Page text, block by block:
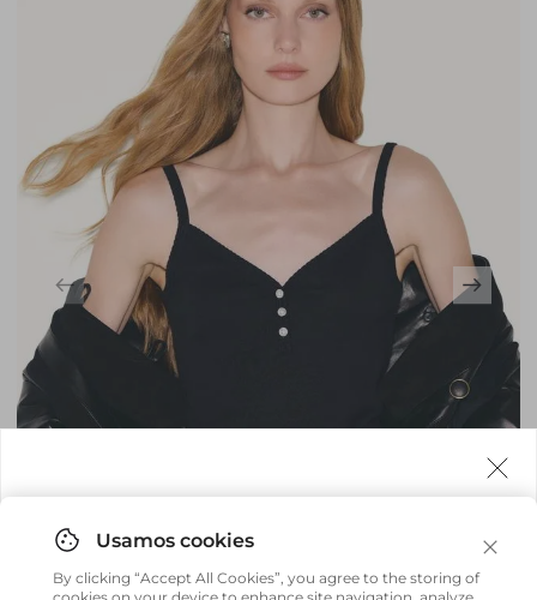
em sua casa, não importa onde você estiver.
By clicking “Accept All Cookies”, you agree to the storing of